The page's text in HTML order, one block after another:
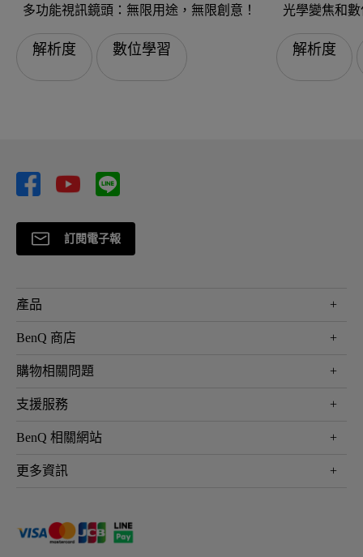
多功能視訊鏡頭：無限用途，無限創意！
解析度 數位學習
光學變焦和
解析度
訂閱電子報
產品
大型液晶
投影機
智慧照明
專業拍物視訊鏡頭
BenQ 商店
最新產品與活動
尋找銷售據點
會員綁定LINE教學
購物相關問題
第一次購物就上手
延長保固購買
贈品兌換網站首頁
支援服務
服務公告
保固條例
手冊與軟體下載
產品常見問題
BenQ 相關網站
專業商用解決方案
BenQ 大娛樂家
更多資訊
永續發展
產品碳足跡報告